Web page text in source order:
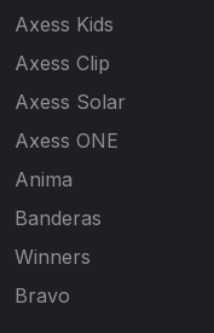
Axess Kids
Axess Clip
Axess Solar
Axess ONE
Anima
Banderas
Winners
Bravo